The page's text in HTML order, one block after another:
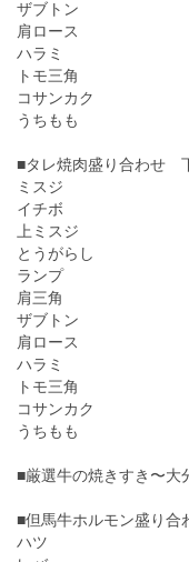
ザブトン
肩ロース
ハラミ
トモ三角
コサンカク
うちもも
■タレ焼肉盛り合わせ
ミスジ
イチボ
上ミスジ
とうがらし
ランプ
肩三角
ザブトン
肩ロース
ハラミ
トモ三角
コサンカク
うちもも
■厳選牛の焼きすき〜大
■但馬牛ホルモン盛り
ハツ